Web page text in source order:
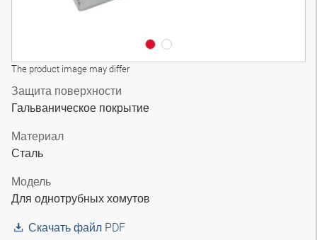
The product image may differ
Защита поверхности
Гальваническое покрытие
Материал
Сталь
Модель
Для однотрубных хомутов
Скачать файл PDF